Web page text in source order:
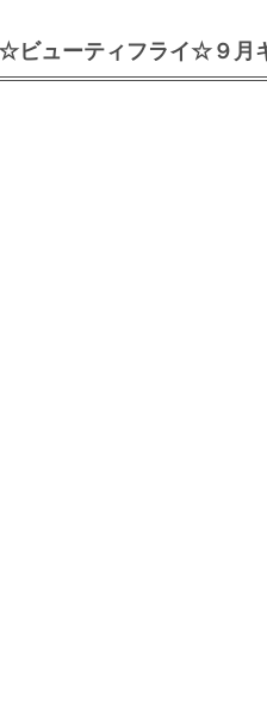
ビューティフライ☆９月